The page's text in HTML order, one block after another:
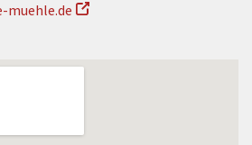
muehle.de